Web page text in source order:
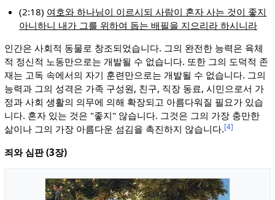
(2:18) 여호와 하나님이 이르시되 사람이 혼자 사는 것이 좋지
아니하니 내가 그를 위하여 돕는 배필을 지으리라 하시니라
인간은 사회적 동물로 창조되었습니다. 그의 완전한 능력은 육체
적 정신적 노동만으로는 개발될 수 없습니다. 또한 그의 도덕적 존
재는 고독 속에서의 자기 훈련만으로는 개발될 수 없습니다. 그의
능력과 그의 성격은 가족 구성원, 친구, 직장 동료, 시민으로서 가
정과 사회 생활의 의무에 의해 확장되고 아름다워질 필요가 있습
니다. 혼자 있는 것은 "좋지" 않습니다. 그것은 그의 가장 충만한
삶이나 그의 가장 아름다운 섬김을 촉진하지 않습니다.[4]
죄와 심판 (3장)